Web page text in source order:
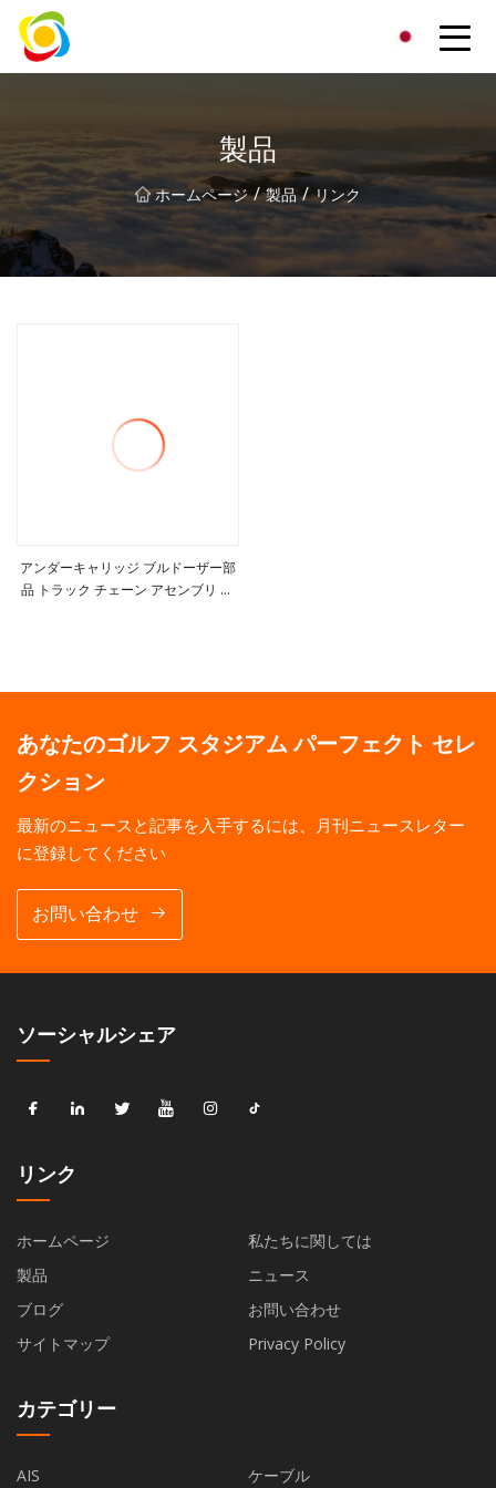
製品
ホームページ / 製品 / リンク
アンダーキャリッジ ブルドーザー部
品 トラック チェーン アセンブリ ド
あなたのゴルフ スタジアム パーフェクト セレ
クション
最新のニュースと記事を入手するには、月刊ニュースレター
に登録してください
お問い合わせ
ソーシャルシェア
リンク
ホームページ
私たちに関しては
製品
ニュース
ブログ
お問い合わせ
サイトマップ
Privacy Policy
カテゴリー
AIS ケーブル